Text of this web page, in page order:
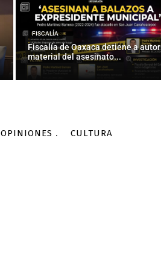
FISCALÍA
Fiscalía de Oaxaca detiene a autor
material del asesinato...
OPINIONES CULTURA